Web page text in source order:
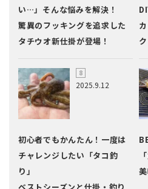
い…」そんな悩みを解決！
驚異のフッキングを追求した
タチウオ新仕掛が登場！
2025.9.12
初心者でもかんたん！一度は
チャレンジしたい「タコ釣
り」